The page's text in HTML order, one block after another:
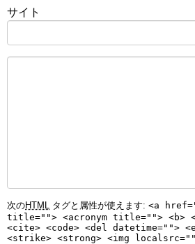
サイト
次のHTML タグと属性が使えます: <a
title=""> <acronym title=""> <b>
<cite> <code> <del datetime="">
<strike> <strong> <img